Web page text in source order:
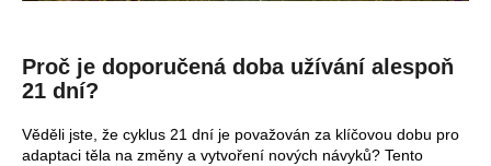
Proč je doporučená doba užívání alespoň
21 dní?
Věděli jste, že cyklus 21 dní je považován za klíčovou dobu pro
adaptaci těla na změny a vytvoření nových návyků? Tento